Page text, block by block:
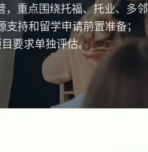
重点围绕托福、托业、多邻
持和留学申请前置准备；
要求单独评估。